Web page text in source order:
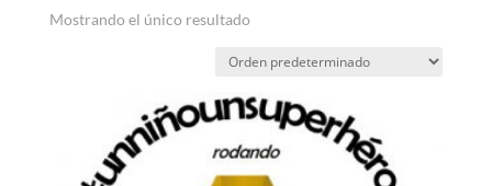
Mostrando el único resultado